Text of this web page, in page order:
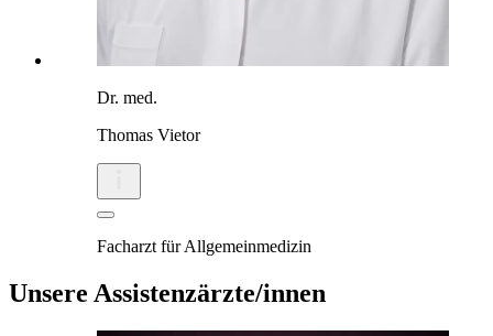
Dr. med.
Thomas Vietor
Facharzt für Allgemeinmedizin
Unsere Assistenzärzte/innen